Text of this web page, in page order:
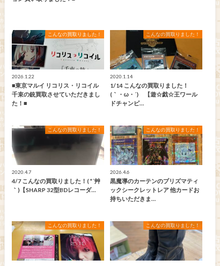
こんなの買取りました！
2026.1.22
■東京マルイ リコリス・リコイル
千束の銃買取させていただきまし
た！■
こんなの買取りました！
2020.1.14
1/14 こんなの買取りました！
(｀・ω・´)ゞ【遊☆戯☆王ワール
ドチャンピ…
こんなの買取りました！
2020.4.7
4/7 こんなの買取りました！( *´艸
｀)【SHARP 32型BDレコーダ…
こんなの買取りました！
2026.4.6
黒魔導のカーテンのプリズマティ
ックシークレットレア 他カードお
持ちいただきま…
こんなの買取りました！ こんなの買取りました！